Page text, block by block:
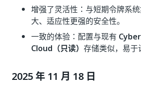
增强了灵活性：与短期令牌系
大、适应性更强的安全性。
一致的体验：配置与现有
Cloud（只读） 存储类似，易于
2025 年 11 月 18 日